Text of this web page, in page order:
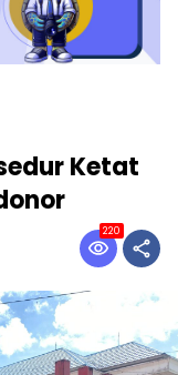
Ketat
220